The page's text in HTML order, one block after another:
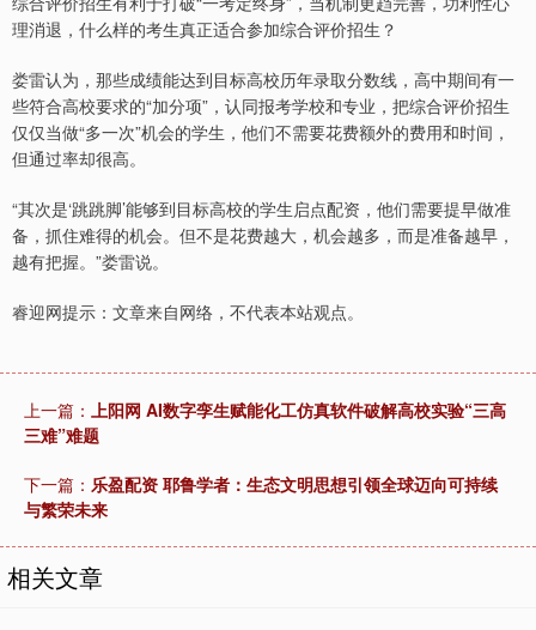
理消退，什么样的考生真正适合参加综合评价招生？
娄雷认为，那些成绩能达到目标高校历年录取分数线，高中期间有一
些符合高校要求的“加分项”，认同报考学校和专业，把综合评价招生
仅仅当做“多一次”机会的学生，他们不需要花费额外的费用和时间，
但通过率却很高。
“其次是‘跳跳脚’能够到目标高校的学生启点配资，他们需要提早做准
备，抓住难得的机会。但不是花费越大，机会越多，而是准备越早，
越有把握。”娄雷说。
睿迎网提示：文章来自网络，不代表本站观点。
上一篇： 上阳网 AI数字孪生赋能化工仿真软件破解高校实验“三高
三难”难题
下一篇： 乐盈配资 耶鲁学者：生态文明思想引领全球迈向可持续
与繁荣未来
相关文章